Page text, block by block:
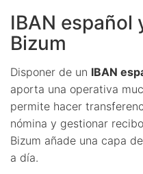
IBAN español
Bizum
Disponer de un IBAN
aporta una operativa
permite hacer
nómina y gestionar
Bizum añade una capa
a día.